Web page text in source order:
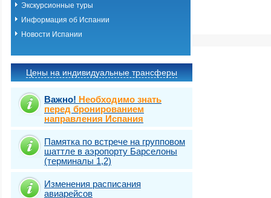
Экскурсионные туры
Информация об Испании
Новости Испании
Цены на индивидуальные трансферы
Важно! Необходимо знать
перед бронированием
направления Испания
Памятка по встрече на групповом
шаттле в аэропорту Барселоны
(терминалы 1,2)
Изменения расписания
авиарейсов